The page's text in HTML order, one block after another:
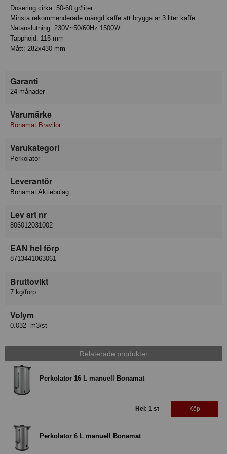
Dosering cirka: 50-60 gr/liter
Minsta rekommenderade mängd kaffe att brygga är 3 liter kaffe.
Nätanslutning: 230V~50/60Hz 1500W
Tapphöjd: 115 mm
Mått: 282x430 mm
Garanti
24 månader
Varumärke
Bonamat Bravilor
Varukategori
Perkolator
Leverantör
Bonamat Aktiebolag
Lev art nr
806012031002
EAN hel förp
8713441063061
Bruttovikt
7 kg/förp
Volym
0.032 m3/st
Relaterade produkter
Perkolator 16 L manuell Bonamat
Hel: 1 st Köp
Perkolator 6 L manuell Bonamat